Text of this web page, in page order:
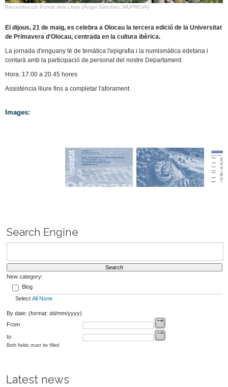
Reconstrucció Puntal dels Llops (Ángel Sánchez, MUPREVA)
El dijous, 21 de maig, es celebra a Olocau la tercera edició de la Universitat
de Primavera d'Olocau, centrada en la cultura ibèrica.
La jornada d'enguany té de temàtica l'epigrafia i la numismàtica edetana i
contarà amb la participació de personal del nostre Departament.
Hora: 17.00 a 20.45 hores
Assistència lliure fins a completar l'aforament.
Images:
Search Engine
New category:
Blog
Select All None
By date: (format: dd/mm/yyyy)
From
to
Both fields must be filled
Latest news